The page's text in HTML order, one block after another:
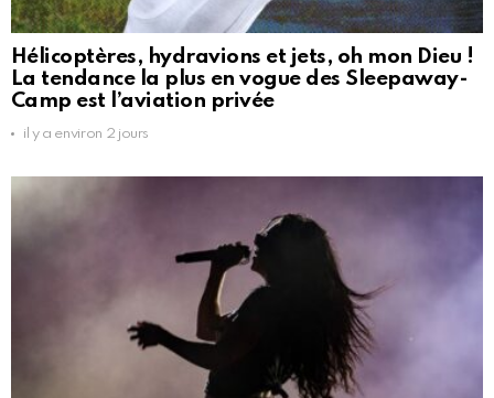
Hélicoptères, hydravions et jets, oh mon Dieu !
La tendance la plus en vogue des Sleepaway-
Camp est l’aviation privée
il y a environ 2 jours